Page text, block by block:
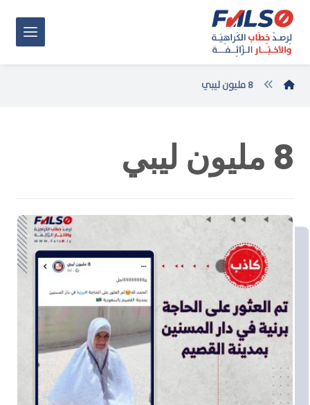
8 مليون ليبي
8 مليون ليبي